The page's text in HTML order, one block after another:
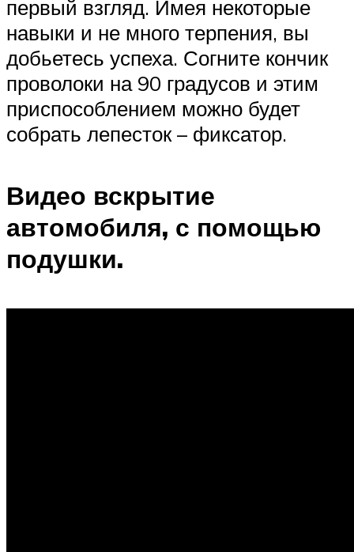
первый взгляд. Имея некоторые
навыки и не много терпения, вы
добьетесь успеха. Согните кончик
проволоки на 90 градусов и этим
приспособлением можно будет
собрать лепесток – фиксатор.
Видео вскрытие
автомобиля, с помощью
подушки.